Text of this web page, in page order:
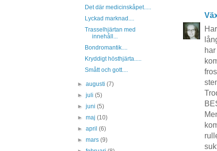
Det där medicinskåpet.....
Lyckad marknad....
Trasselhjärtan med
innehåll...
Bondromantik....
Kryddigt hösthjärta.....
Smått och gott....
►augusti(7)
►juli(5)
►juni(5)
►maj(10)
►april(6)
►mars(9)